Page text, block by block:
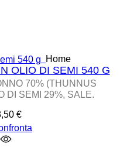
Home
OLIO DI SEMI 540 G
70% (THUNNUS
DI SEMI 29%, SALE.
€Prezzo